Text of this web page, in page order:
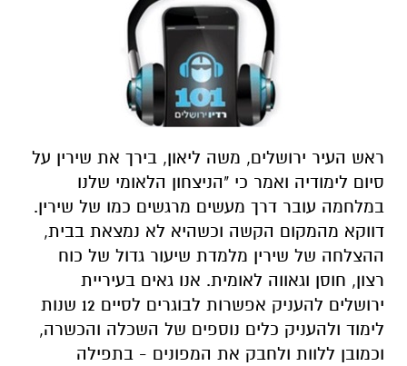
ראש העיר ירושלים, משה ליאון, בירך את שירין על
סיום לימודיה ואמר כי "הניצחון הלאומי שלנו
במלחמה עובר דרך מעשים מרגשים כמו של שירין.
דווקא מהמקום הקשה וכשהיא לא נמצאת בבית,
ההצלחה של שירין מלמדת שיעור גדול של כוח
רצון, חוסן וגאווה לאומית. אנו גאים בעיריית
ירושלים להעניק אפשרות לבוגרים לסיים 12 שנות
לימוד ולהעניק כלים נוספים של השכלה והכשרה,
וכמובן ללוות ולחבק את המפונים - בתפילה